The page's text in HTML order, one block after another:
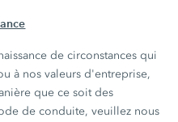
de circonstances qui
à nos valeurs d'entreprise,
que ce soit des
de conduite, veuillez nous